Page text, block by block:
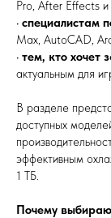
Pro, After Effects
• специалистам
Max, AutoCAD,
• тем, кто хочет
актуальным для
В разделе
доступных
эффективным
1 ТБ.
Почему